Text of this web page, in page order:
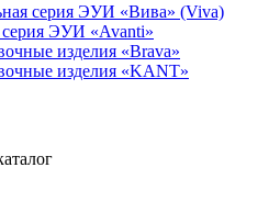
серия ЭУИ «Вива» (Viva)
серия ЭУИ «Avanti»
изделия «Brava»
изделия «KANT»